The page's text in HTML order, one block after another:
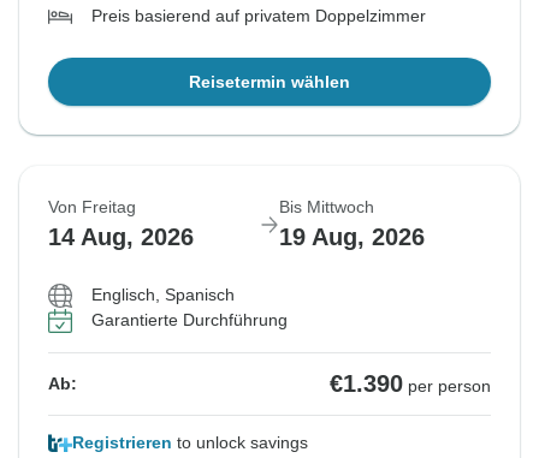
Preis basierend auf privatem Doppelzimmer
Reisetermin wählen
Von Freitag
14 Aug, 2026
Bis Mittwoch
19 Aug, 2026
Englisch, Spanisch
Garantierte Durchführung
Ab: €1.390 per person
Registrieren to unlock savings